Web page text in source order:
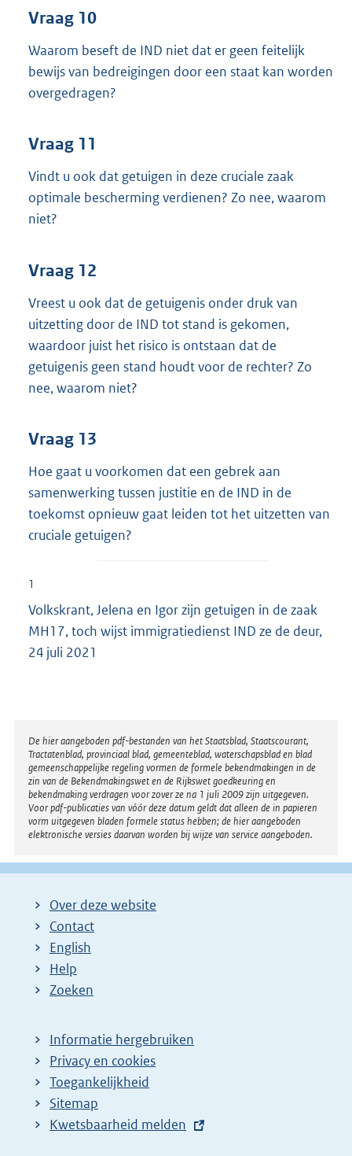
Vraag 10
Waarom beseft de IND niet dat er geen feitelijk
bewijs van bedreigingen door een staat kan worden
overgedragen?
Vraag 11
Vindt u ook dat getuigen in deze cruciale zaak
optimale bescherming verdienen? Zo nee, waarom
niet?
Vraag 12
Vreest u ook dat de getuigenis onder druk van
uitzetting door de IND tot stand is gekomen,
waardoor juist het risico is ontstaan dat de
getuigenis geen stand houdt voor de rechter? Zo
nee, waarom niet?
Vraag 13
Hoe gaat u voorkomen dat een gebrek aan
samenwerking tussen justitie en de IND in de
toekomst opnieuw gaat leiden tot het uitzetten van
cruciale getuigen?
1
Volkskrant, Jelena en Igor zijn getuigen in de zaak
MH17, toch wijst immigratiedienst IND ze de deur,
24 juli 2021
Disclaimer
De hier aangeboden pdf-bestanden van het Staatsblad, Staatscourant,
Tractatenblad, provinciaal blad, gemeenteblad, waterschapsblad en blad
gemeenschappelijke regeling vormen de formele bekendmakingen in de
zin van de Bekendmakingswet en de Rijkswet goedkeuring en
bekendmaking verdragen voor zover ze na 1 juli 2009 zijn uitgegeven.
Voor pdf-publicaties van vóór deze datum geldt dat alleen de in papieren
vorm uitgegeven bladen formele status hebben; de hier aangeboden
elektronische versies daarvan worden bij wijze van service aangeboden.
Over deze website
Contact
English
Help
Zoeken
Informatie hergebruiken
Privacy en cookies
Toegankelijkheid
Sitemap
E
Kwetsbaarheid melden